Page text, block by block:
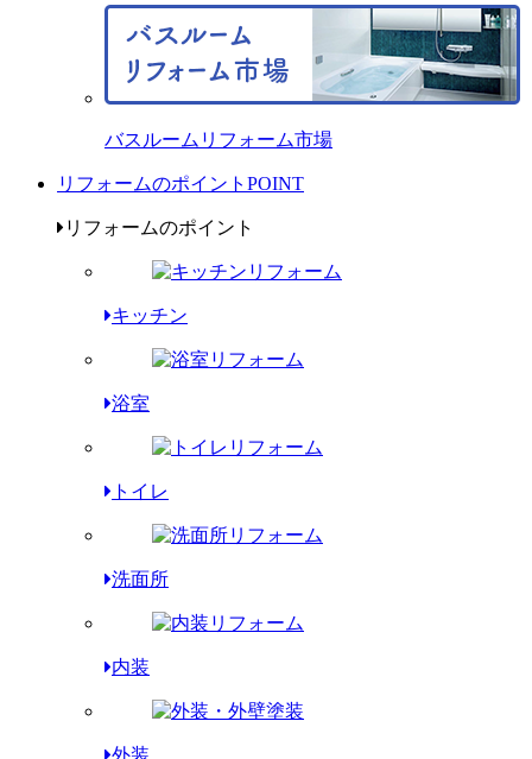
バスルームリフォーム市場
リフォームのポイント POINT
リフォームのポイント
キッチン
浴室
トイレ
洗面所
内装
外装